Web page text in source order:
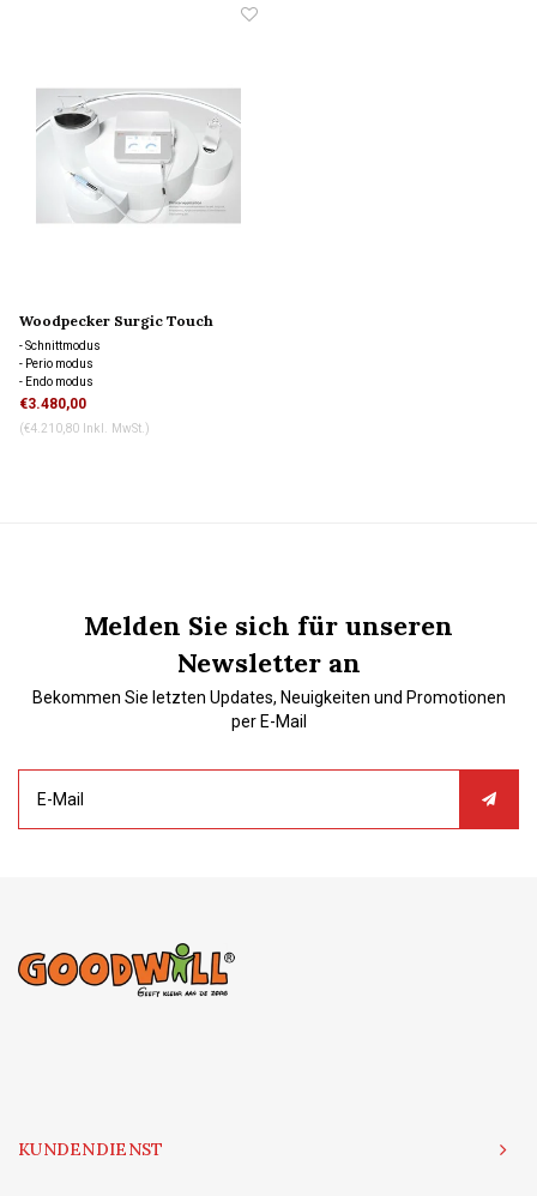
Woodpecker Surgic Touch
- Schnittmodus
- Perio modus
- Endo modus
- Selbstreinigungsmodus
€3.480,00
(€4.210,80 Inkl. MwSt.)
Melden Sie sich für unseren
Newsletter an
Bekommen Sie letzten Updates, Neuigkeiten und Promotionen
per E-Mail
KUNDENDIENST